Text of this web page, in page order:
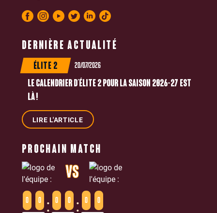
DERNIÈRE ACTUALITÉ
ÉLITE 2 20/07/2026
LE CALENDRIER D’ÉLITE 2 POUR LA SAISON 2026-27 EST
LÀ !
LIRE L'ARTICLE
PROCHAIN MATCH
0 0 : 0 0 : 0 0
VS